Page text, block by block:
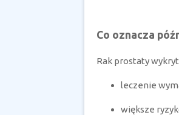
Co oznacza
Rak prostaty
leczenie
większe